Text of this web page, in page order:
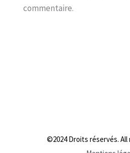
commentaire.
©2024 Droits réservés.